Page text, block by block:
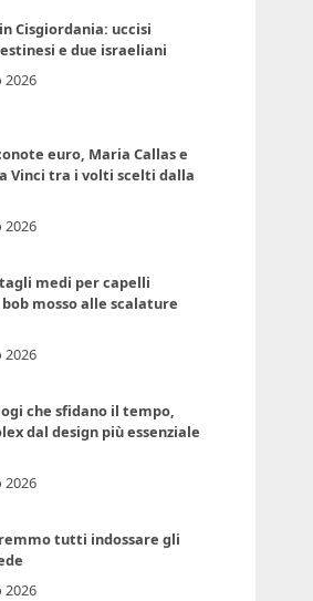
Cisgiordania: uccisi
e due israeliani
2026
euro, Maria Callas e
Vinci tra i volti scelti dalla
2026
medi per capelli
mosso alle scalature
2026
che sfidano il tempo,
dal design più essenziale
2026
tutti indossare gli
2026